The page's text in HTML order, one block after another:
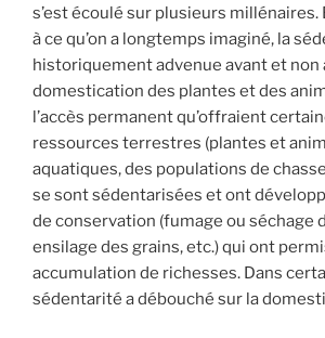
s’est écoulé sur plusieurs
à ce qu’on a longtemps imaginé, la
historiquement advenue avant et non
domestication des plantes et des
l’accès permanent qu’offraient
ressources terrestres (plantes et
aquatiques, des populations de
se sont sédentarisées et ont
de conservation (fumage ou séchage
ensilage des grains, etc.) qui ont
accumulation de richesses. Dans
sédentarité a débouché sur la